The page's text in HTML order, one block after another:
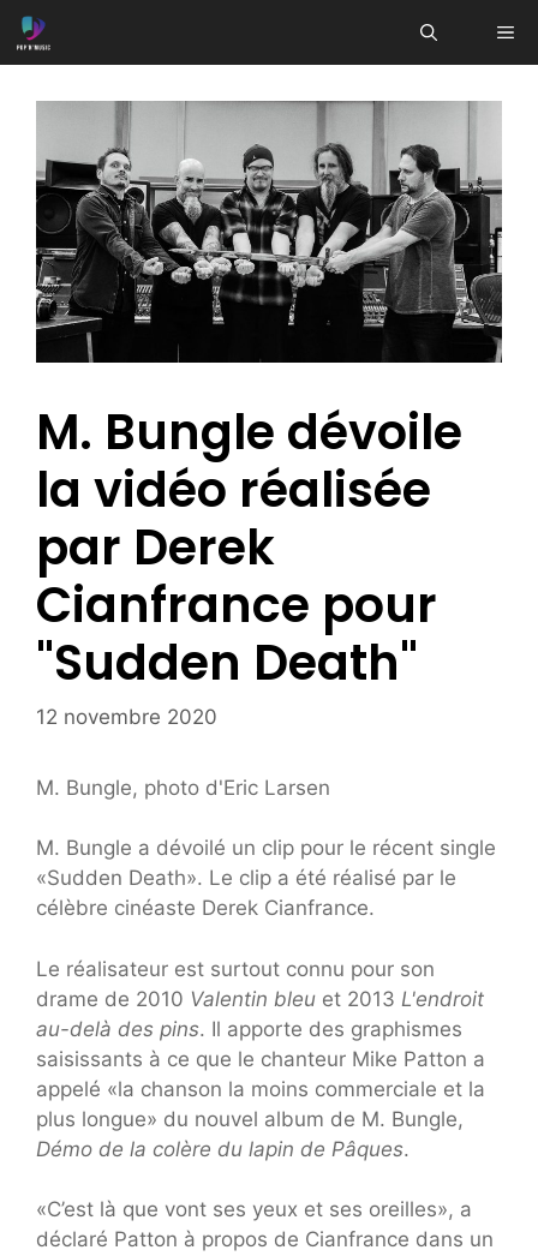
Aller
au
M. Bungle dévoile
la vidéo réalisée
par Derek
Cianfrance pour
"Sudden Death"
12 novembre 2020
M. Bungle, photo d'Eric Larsen
M. Bungle a dévoilé un clip pour le récent single
«Sudden Death». Le clip a été réalisé par le
célèbre cinéaste Derek Cianfrance.
Le réalisateur est surtout connu pour son
drame de 2010 Valentin bleu et 2013 L'endroit
au-delà des pins. Il apporte des graphismes
saisissants à ce que le chanteur Mike Patton a
appelé «la chanson la moins commerciale et la
plus longue» du nouvel album de M. Bungle,
Démo de la colère du lapin de Pâques.
«C’est là que vont ses yeux et ses oreilles», a
déclaré Patton à propos de Cianfrance dans un